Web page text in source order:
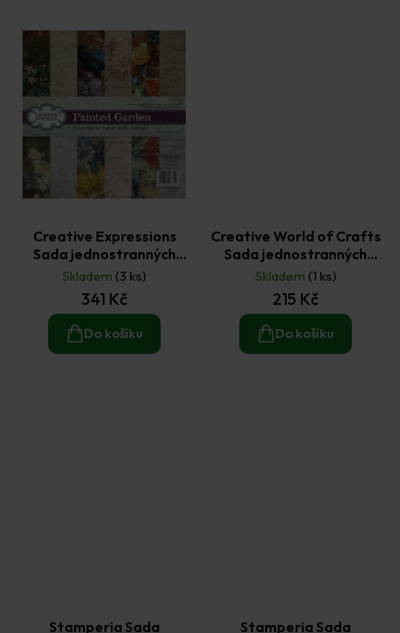
Creative Expressions
Sada jednostranných
papírů 20,3x20,3cm (24ks)
- Painted Garden
Skladem (3 ks)
341 Kč
Do košíku
Creative World of Crafts
Sada jednostranných
papírů 20,3 × 20,3 cm -
Safari Adventure 36 ks
Skladem (1 ks)
215 Kč
Do košíku
Stamperia Sada
Stamperia Sada